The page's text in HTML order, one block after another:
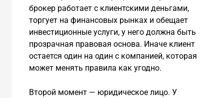
брокер работает с клиентскими деньгами,
торгует на финансовых рынках и обещает
инвестиционные услуги, у него должна быть
прозрачная правовая основа. Иначе клиент
остается один на один с компанией, которая
может менять правила как угодно.
Второй момент — юридическое лицо. У